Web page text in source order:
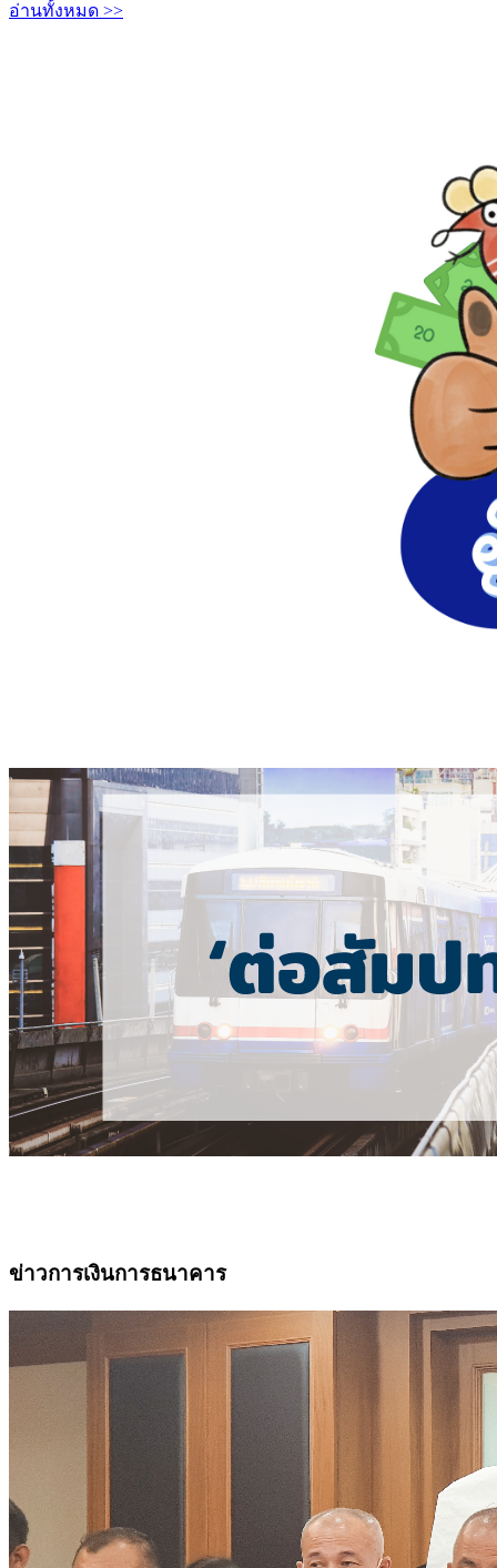
อ่านทั้งหมด >>
ข่าวการเงินการธนาคาร